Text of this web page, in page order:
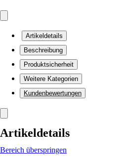
Artikeldetails
Beschreibung
Produktsicherheit
Weitere Kategorien
Kundenbewertungen
Artikeldetails
Bereich überspringen